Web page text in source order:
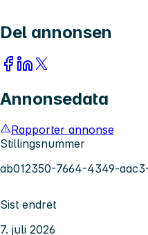
Del annonsen
Annonsedata
Rapporter annonse
Stillingsnummer
ab012350-7664-4349-
Sist endret
7. juli 2026